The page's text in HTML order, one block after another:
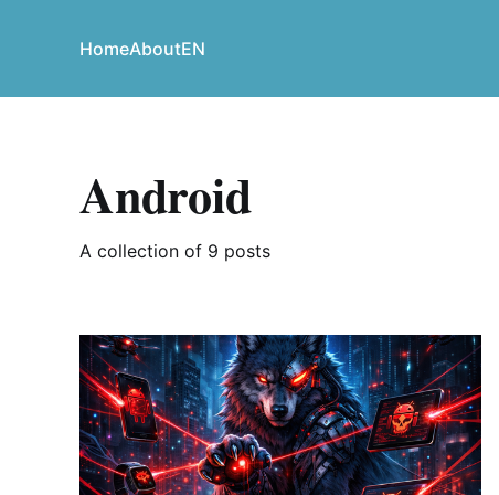
HomeAboutEN
Android
A collection of 9 posts